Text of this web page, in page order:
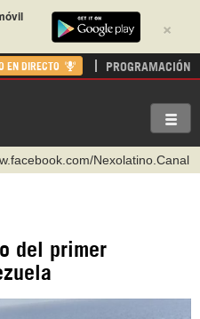
×
EN DIRECTO PROGRAMACIÓN
Nexolatino.Canal
nexo_latino
hispantvcanal
c/hispantv
del primer